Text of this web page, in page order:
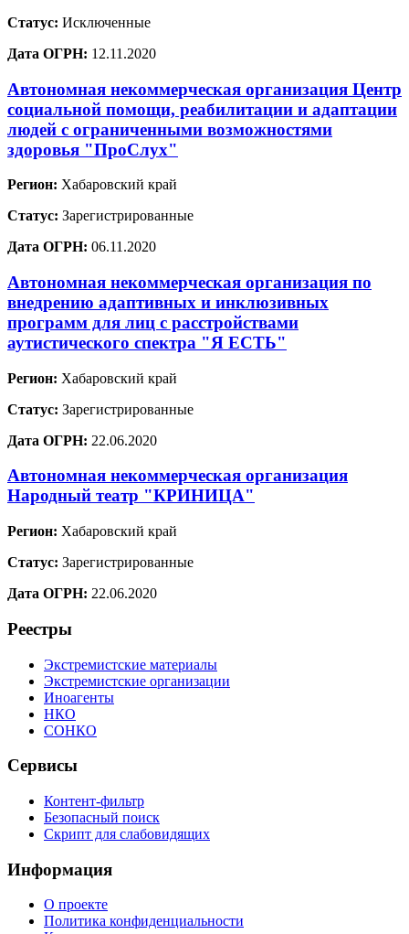
Статус: Исключенные
Дата ОГРН: 12.11.2020
Автономная некоммерческая организация Центр
социальной помощи, реабилитации и адаптации
людей с ограниченными возможностями
здоровья "ПроСлух"
Регион: Хабаровский край
Статус: Зарегистрированные
Дата ОГРН: 06.11.2020
Автономная некоммерческая организация по
внедрению адаптивных и инклюзивных
программ для лиц с расстройствами
аутистического спектра "Я ЕСТЬ"
Регион: Хабаровский край
Статус: Зарегистрированные
Дата ОГРН: 22.06.2020
Автономная некоммерческая организация
Народный театр "КРИНИЦА"
Регион: Хабаровский край
Статус: Зарегистрированные
Дата ОГРН: 22.06.2020
Реестры
Экстремистские материалы
Экстремистские организации
Иноагенты
НКО
СОНКО
Сервисы
Контент-фильтр
Безопасный поиск
Скрипт для слабовидящих
Информация
О проекте
Политика конфиденциальности